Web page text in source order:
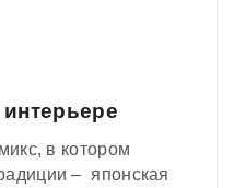
в котором
– японская